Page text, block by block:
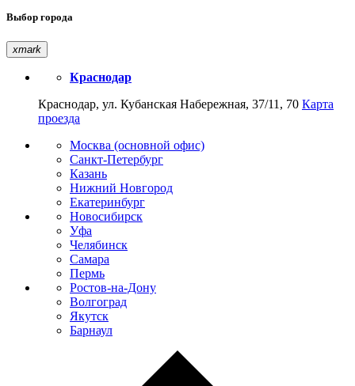
Выбор города
xmark
Краснодар
Краснодар, ул. Кубанская Набережная, 37/11, 70 Карта
проезда
Москва (основной офис)
Санкт-Петербург
Казань
Нижний Новгород
Екатеринбург
Новосибирск
Уфа
Челябинск
Самара
Пермь
Ростов-на-Дону
Волгоград
Якутск
Барнаул